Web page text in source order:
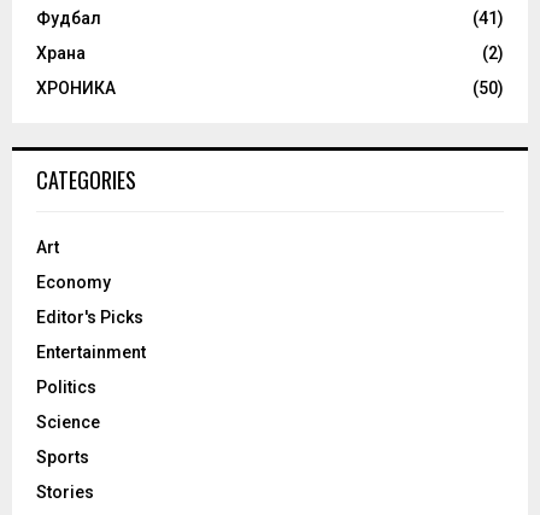
Фудбал
(41)
Храна
(2)
ХРОНИКА
(50)
CATEGORIES
Art
Economy
Editor's Picks
Entertainment
Politics
Science
Sports
Stories